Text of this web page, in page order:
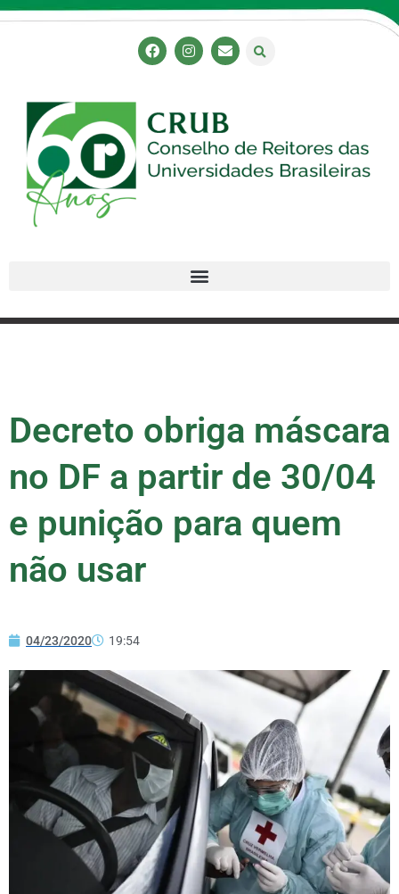
Decreto obriga máscara
no DF a partir de 30/04
e punição para quem
não usar
04/23/2020 19:54